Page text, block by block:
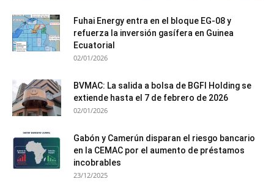
Fuhai Energy entra en el bloque EG-08 y
refuerza la inversión gasífera en Guinea
Ecuatorial
02/01/2026
BVMAC: La salida a bolsa de BGFI Holding se
extiende hasta el 7 de febrero de 2026
02/01/2026
Gabón y Camerún disparan el riesgo bancario
en la CEMAC por el aumento de préstamos
incobrables
23/12/2025